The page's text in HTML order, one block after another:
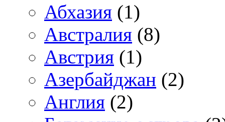
Абхазия (1)
Австралия (8)
Австрия (1)
Азербайджан (2)
Англия (2)